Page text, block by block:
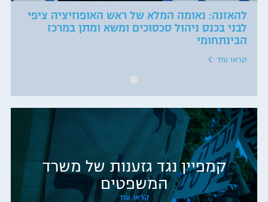
להאזנה: נאומה המלא של ראש האופוזיציה ציפי
לבני בכנס ניהול סכסוכים ומשא ומתן במרכז
הבינתחומי
קראו עוד
קמפיין נגד גזענות של משרד
המשפטים
קראו עוד